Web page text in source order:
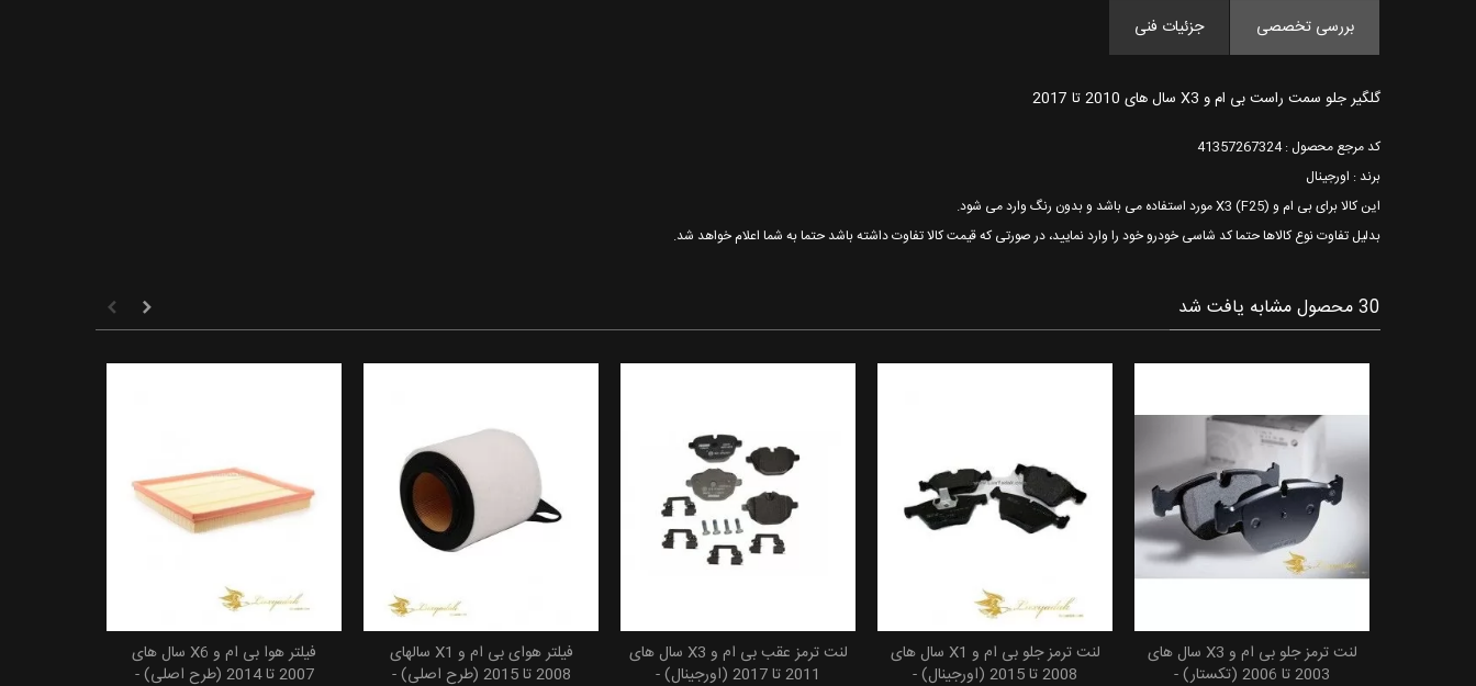
بررسی تخصصی جزئیات فنی
گلگیر جلو سمت راست بی ام و X3 سال های 2010 تا 2017
کد مرجع محصول : 41357267324
برند : اورجینال
این کالا برای بی ام و X3 (F25) مورد استفاده می باشد و بدون رنگ وارد می شود.
بدلیل تفاوت نوع کالاها حتما کد شاسی خودرو خود را وارد نمایید، در صورتی که قیمت کالا تفاوت داشته باشد حتما به شما اعلام خواهد شد.
30 محصول مشابه یافت شد
افزودن به سبد خریدفیلتر هوا بی ام و X6 سال های
2007 تا 2014 (طرح اصلی) -
افزودن به سبد خریدفیلتر هوای بی ام و X1 سالهای
2008 تا 2015 (طرح اصلی) -
افزودن به سبد خریدلنت ترمز عقب بی ام و X3 سال های
2011 تا 2017 (اورجینال) -
افزودن به سبد خریدلنت ترمز جلو بی ام و X1 سال های
2008 تا 2015 (اورجینال) -
افزودن به سبد خریدلنت ترمز جلو بی ام و X3 سال های
2003 تا 2006 (تکستار) -